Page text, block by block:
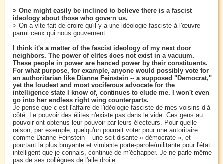
> One might easily be inclined to believe there is a fascist
ideology about those who govern us.
> On a vite fait de croire qu'il y a une idéologie fasciste à l'œuvre
parmi ceux qui nous gouvernent.
I think it's a matter of the fascist ideology of my next door
neighbors. The power of elites does not exist in a vacuum.
These people in power are handed power by their constituents.
For what purpose, for example, anyone would possibly vote for
an authoritarian like Dianne Feinstein -- a supposed "Democrat,"
yet the loudest and most vociferous advocate for the
intelligence state I know of, continues to elude me. I won't even
go into her endless right wing counterparts.
Je pense que c’est l'affaire de l'idéologie fasciste de mes voisins d’à
côté. Le pouvoir des élites n'existe pas dans le vide. Ces gens au
pouvoir ont obtenus leur pouvoir par leurs électeurs. Pour quelle
raison, par exemple, quelqu'un pourrait voter pour une autoritaire
comme Dianne Feinstein – une soit-disante « démocrate », et
pourtant la plus bruyante et virulante porte-parole/militante pour l'état
intelligent que je connais, continue de m'échapper. Je ne parle même
pas de ses collègues de l'aile droite.